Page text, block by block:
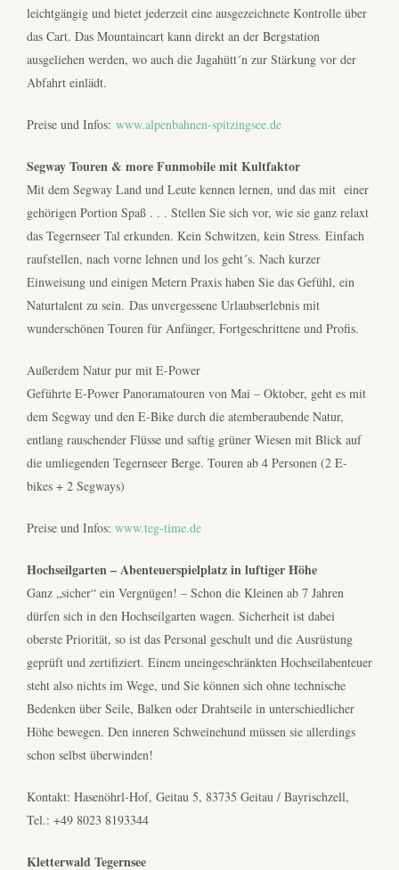
leichtgängig und bietet jederzeit eine ausgezeichnete Kontrolle über
das Cart. Das Mountaincart kann direkt an der Bergstation
ausgeliehen werden, wo auch die Jagahütt´n zur Stärkung vor der
Abfahrt einlädt.
Preise und Infos: www.alpenbahnen-spitzingsee.de
Segway Touren & more Funmobile mit Kultfaktor
Mit dem Segway Land und Leute kennen lernen, und das mit einer
gehörigen Portion Spaß . . . Stellen Sie sich vor, wie sie ganz relaxt
das Tegernseer Tal erkunden. Kein Schwitzen, kein Stress. Einfach
raufstellen, nach vorne lehnen und los geht´s. Nach kurzer
Einweisung und einigen Metern Praxis haben Sie das Gefühl, ein
Naturtalent zu sein. Das unvergessene Urlaubserlebnis mit
wunderschönen Touren für Anfänger, Fortgeschrittene und Profis.
Außerdem Natur pur mit E-Power
Geführte E-Power Panoramatouren von Mai – Oktober, geht es mit
dem Segway und den E-Bike durch die atemberaubende Natur,
entlang rauschender Flüsse und saftig grüner Wiesen mit Blick auf
die umliegenden Tegernseer Berge. Touren ab 4 Personen (2 E-
bikes + 2 Segways)
Preise und Infos: www.teg-time.de
Hochseilgarten – Abenteuerspielplatz in luftiger Höhe
Ganz „sicher“ ein Vergnügen! – Schon die Kleinen ab 7 Jahren
dürfen sich in den Hochseilgarten wagen. Sicherheit ist dabei
oberste Priorität, so ist das Personal geschult und die Ausrüstung
geprüft und zertifiziert. Einem uneingeschränkten Hochseilabenteuer
steht also nichts im Wege, und Sie können sich ohne technische
Bedenken über Seile, Balken oder Drahtseile in unterschiedlicher
Höhe bewegen. Den inneren Schweinehund müssen sie allerdings
schon selbst überwinden!
Kontakt: Hasenöhrl-Hof, Geitau 5, 83735 Geitau / Bayrischzell,
Tel.: +49 8023 8193344
Kletterwald Tegernsee